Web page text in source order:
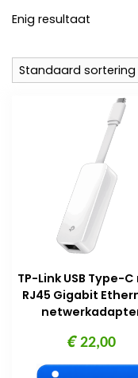
Enig resultaat
TP-Link USB Type-
RJ45 Gigabit
€22,00